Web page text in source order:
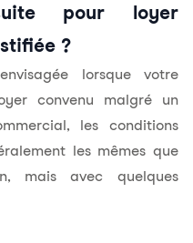
pour loyer
?
lorsque votre
convenu malgré un
les conditions
les mêmes que
mais avec quelques